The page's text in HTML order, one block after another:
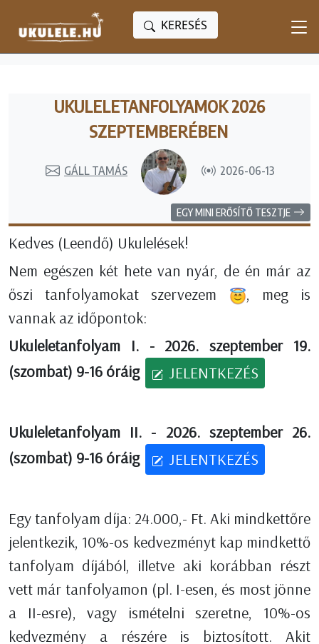
KERESÉS
UKULELETANFOLYAMOK 2026
SZEPTEMBERÉBEN
GÁLL TAMÁS 2026-06-13
EGY MINI ERŐSÍTŐ TESZTJE
Kedves (Leendő) Ukulelések!
Nem egészen két hete van nyár, de én már az
őszi tanfolyamokat szervezem
, meg is
vannak az időpontok:
Ukuleletanfolyam I. - 2026. szeptember 19.
(szombat) 9-16 óráig
JELENTKEZÉS
Ukuleletanfolyam II. - 2026. szeptember 26.
(szombat) 9-16 óráig
JELENTKEZÉS
Egy tanfolyam díja: 24.000,- Ft. Aki mindkettőre
jelentkezik, 10%-os kedvezményt kap mindkettő
tanfolyam díjából, illetve aki korábban részt
vett már tanfolyamon (pl. I-esen, és most jönne
a II-esre), vagy ismételni szeretne, 10%-os
kedvezmény a részére is biztosított. Akit